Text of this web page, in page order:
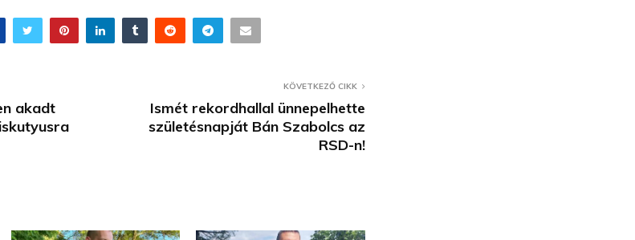
akadt
KÖVETKEZŐ CIKK
Ismét rekordhallal ünnepelhette
születésnapját Bán Szabolcs az
RSD-n!